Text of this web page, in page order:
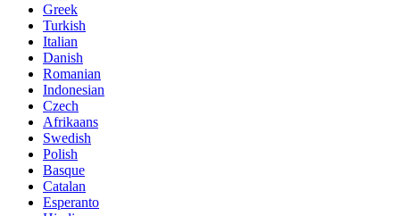
Greek
Turkish
Italian
Danish
Romanian
Indonesian
Czech
Afrikaans
Swedish
Polish
Basque
Catalan
Esperanto